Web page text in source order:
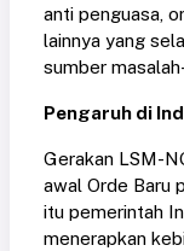
anti penguasa,
lainnya yang
sumber
Pengaruh di
Gerakan LSM-
awal Orde Baru
itu pemerintah
menerapkan